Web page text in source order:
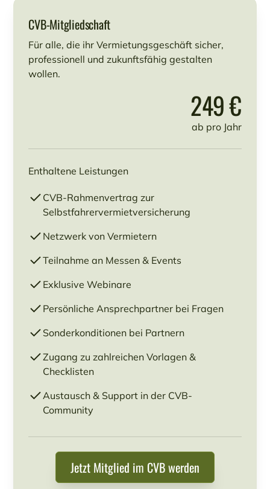
CVB-Mitgliedschaft
Für alle, die ihr Vermietungsgeschäft sicher,
professionell und zukunftsfähig gestalten
wollen.
249 €
ab pro Jahr
Enthaltene Leistungen
CVB-Rahmenvertrag zur
Selbstfahrervermietversicherung
Netzwerk von Vermietern
Teilnahme an Messen & Events
Exklusive Webinare
Persönliche Ansprechpartner bei Fragen
Sonderkonditionen bei Partnern
Zugang zu zahlreichen Vorlagen &
Checklisten
Austausch & Support in der CVB-
Community
Jetzt Mitglied im CVB werden